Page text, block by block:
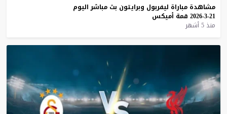
مشاهدة مباراة ليفربول وبرايتون بث مباشر اليوم
21-3-2026
قمة أميكس
منذ 5 أشهر